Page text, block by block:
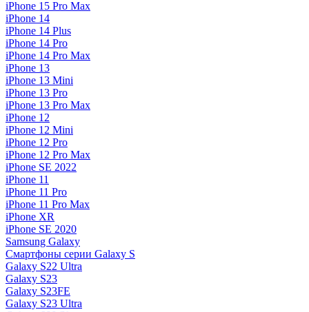
iPhone 15 Pro Max
iPhone 14
iPhone 14 Plus
iPhone 14 Pro
iPhone 14 Pro Max
iPhone 13
iPhone 13 Mini
iPhone 13 Pro
iPhone 13 Pro Max
iPhone 12
iPhone 12 Mini
iPhone 12 Pro
iPhone 12 Pro Max
iPhone SE 2022
iPhone 11
iPhone 11 Pro
iPhone 11 Pro Max
iPhone XR
iPhone SE 2020
Samsung Galaxy
Смартфоны серии Galaxy S
Galaxy S22 Ultra
Galaxy S23
Galaxy S23FE
Galaxy S23 Ultra